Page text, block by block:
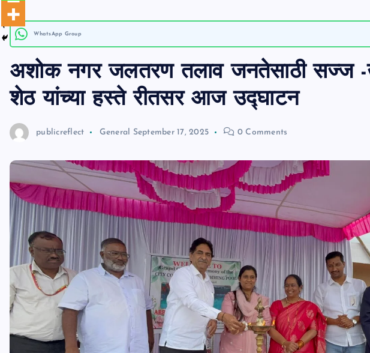
n
t
WhatsApp Group
अशोक नगर जलतरण तलाव जनतेसाठी सज्ज -
शेठ यांच्या हस्ते रीतसर आज उद्घाटन
publicreflect General September 17, 2025 0 Comments